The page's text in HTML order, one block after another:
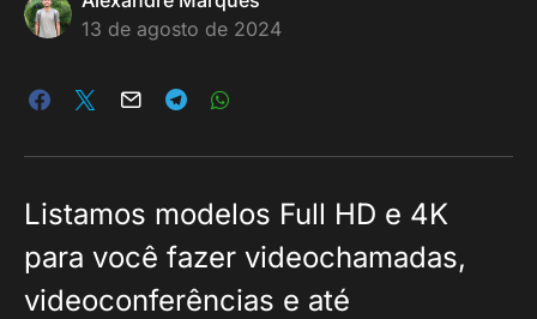
13 de agosto de 2024
Listamos modelos Full HD e 4K
para você fazer videochamadas,
videoconferências e até